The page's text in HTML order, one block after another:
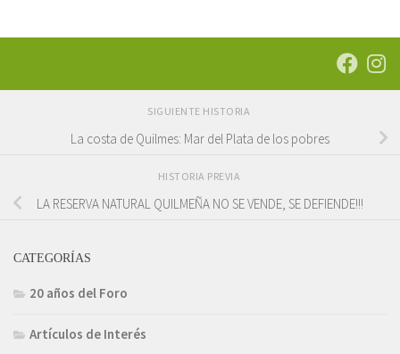
SIGUIENTE HISTORIA
La costa de Quilmes: Mar del Plata de los pobres
HISTORIA PREVIA
LA RESERVA NATURAL QUILMEÑA NO SE VENDE, SE DEFIENDE!!!
CATEGORÍAS
20 años del Foro
Artículos de Interés